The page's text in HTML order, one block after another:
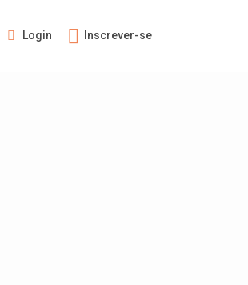
Login Inscrever-se